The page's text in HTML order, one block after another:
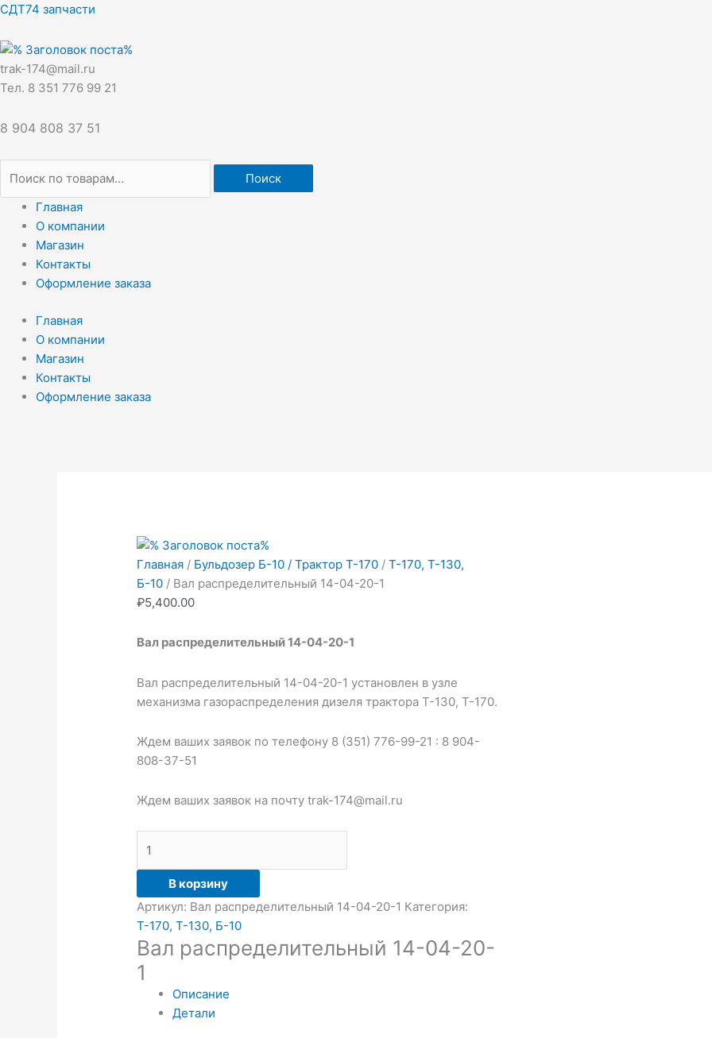
Перейти
содержимому
СДТ74 запчасти
trak-174@mail.ru
Тел. 8 351 776 99 21
8 904 808 37 51
Искать:
Поиск
Главная
О компании
Магазин
Контакты
Оформление заказа
Главная
О компании
Магазин
Контакты
Оформление заказа
Главная / Бульдозер Б-10 / Трактор Т-170 /Т-170, Т-130,
Б-10 / Вал распределительный 14-04-20-1
₽5,400.00
Вал распределительный 14-04-20-1
Вал распределительный 14-04-20-1 установлен в узле
механизма газораспределения дизеля трактора Т-130, Т-170.
Ждем ваших заявок по телефону 8 (351) 776-99-21 : 8 904-
808-37-51
Ждем ваших заявок на почту trak-174@mail.ru
распределительный
14-
04-
20-
В корзину
Артикул: Вал распределительный 14-04-20-1 Категория:
Т-170, Т-130, Б-10
Вал распределительный 14-04-20-
1
Описание
Детали